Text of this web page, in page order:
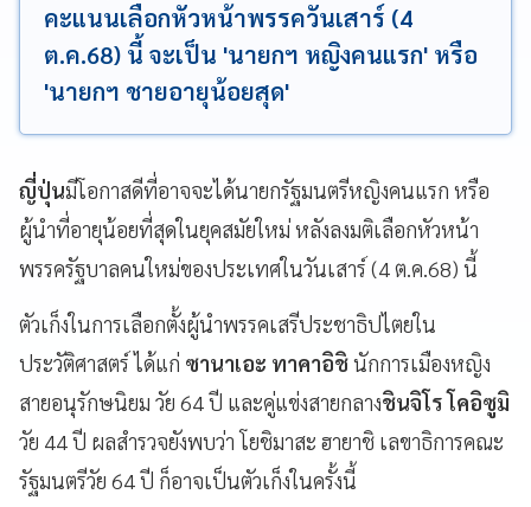
คะแนนเลือกหัวหน้าพรรควันเสาร์ (4
ต.ค.68) นี้ จะเป็น 'นายกฯ หญิงคนแรก' หรือ
'นายกฯ ชายอายุน้อยสุด'
ญี่ปุ่นมีโอกาสดีที่อาจจะได้นายกรัฐมนตรีหญิงคนแรก หรือ
ผู้นำที่อายุน้อยที่สุดในยุคสมัยใหม่ หลังลงมติเลือกหัวหน้า
พรรครัฐบาลคนใหม่ของประเทศในวันเสาร์ (4 ต.ค.68) นี้
ตัวเก็งในการเลือกตั้งผู้นำพรรคเสรีประชาธิปไตยใน
ประวัติศาสตร์ ได้แก่ ซานาเอะ ทาคาอิชินักการเมืองหญิง
สายอนุรักษนิยม วัย 64 ปี และคู่แข่งสายกลางชินจิโร โคอิซูมิ
วัย 44 ปี ผลสำรวจยังพบว่า โยชิมาสะ ฮายาชิ เลขาธิการคณะ
รัฐมนตรีวัย 64 ปี ก็อาจเป็นตัวเก็งในครั้งนี้